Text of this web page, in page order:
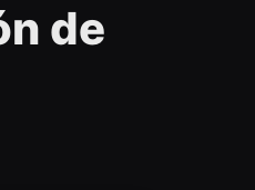
de